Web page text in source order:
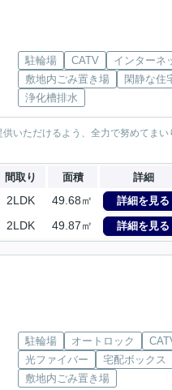
駐輪場 CATV
インターネ
敷地内ごみ置き場
閑静な住
浄化槽排水
いただけるよう、全力で努めてま
間取り 面積 詳細
2LDK 49.68㎡ 詳細を見る
2LDK 49.87㎡ 詳細を見る
駐輪場 オートロック
光ファイバー
宅配ボックス
敷地内ごみ置き場